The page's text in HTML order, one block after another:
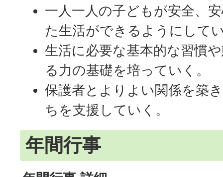
一人一人の子どもが安全、
た生活ができるようにして
生活に必要な基本的な習慣
る力の基礎を培っていく。
保護者とよりよい関係を築
ちを支援していく。
年間行事